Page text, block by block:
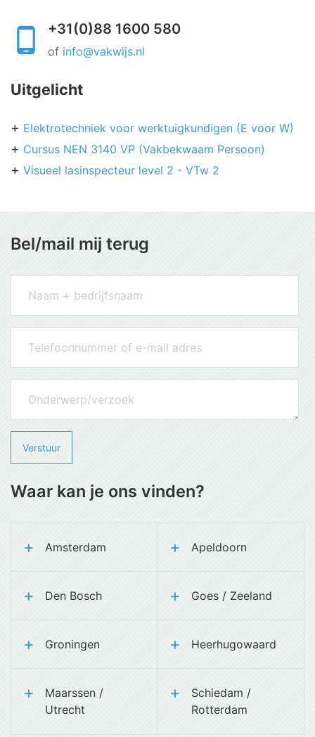
+31(0)88 1600 580
of info@vakwijs.nl
Uitgelicht
Elektrotechniek voor werktuigkundigen (E voor W)
Cursus NEN 3140 VP (Vakbekwaam Persoon)
Visueel lasinspecteur level 2 - VTw 2
Bel/mail mij terug
Waar kan je ons vinden?
Amsterdam Apeldoorn
Den Bosch Goes / Zeeland
Groningen Heerhugowaard
Maarssen /
Utrecht
Schiedam /
Rotterdam